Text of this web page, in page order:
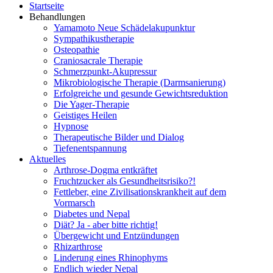
Startseite
Behandlungen
Yamamoto Neue Schädelakupunktur
Sympathikustherapie
Osteopathie
Craniosacrale Therapie
Schmerzpunkt-Akupressur
Mikrobiologische Therapie (Darmsanierung)
Erfolgreiche und gesunde Gewichtsreduktion
Die Yager-Therapie
Geistiges Heilen
Hypnose
Therapeutische Bilder und Dialog
Tiefenentspannung
Aktuelles
Arthrose-Dogma entkräftet
Fruchtzucker als Gesundheitsrisiko?!
Fettleber, eine Zivilisationskrankheit auf dem
Vormarsch
Diabetes und Nepal
Diät? Ja - aber bitte richtig!
Übergewicht und Entzündungen
Rhizarthrose
Linderung eines Rhinophyms
Endlich wieder Nepal